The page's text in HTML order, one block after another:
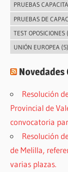
PRUEBAS
PRUEBAS DE
TEST OPOSICIONES
UNIÓN EUROPEA (5)
Novedades
Resolución
Provincial de
convocatoria
Resolución
de Melilla,
varias plazas.